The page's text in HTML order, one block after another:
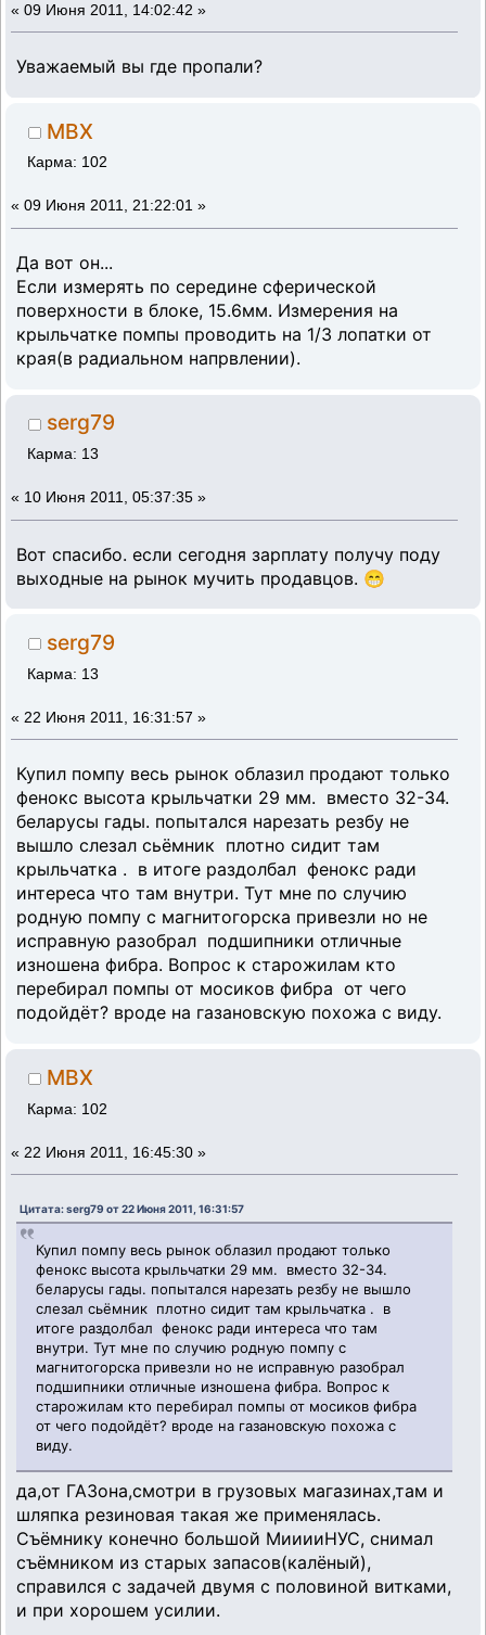
« 09 Июня 2011, 14:02:42 »
Уважаемый вы где пропали?
MBX
Карма: 102
« 09 Июня 2011, 21:22:01 »
Да вот он...
Если измерять по середине сферической
поверхности в блоке, 15.6мм. Измерения на
крыльчатке помпы проводить на 1/3 лопатки от
края(в радиальном напрвлении).
serg79
Карма: 13
« 10 Июня 2011, 05:37:35 »
Вот спасибо. если сегодня зарплату получу поду
выходные на рынок мучить продавцов. 😁
serg79
Карма: 13
« 22 Июня 2011, 16:31:57 »
Купил помпу весь рынок облазил продают только
фенокс высота крыльчатки 29 мм. вместо 32-34.
беларусы гады. попытался нарезать резбу не
вышло слезал сьёмник плотно сидит там
крыльчатка . в итоге раздолбал фенокс ради
интереса что там внутри. Тут мне по случию
родную помпу с магнитогорска привезли но не
исправную разобрал подшипники отличные
изношена фибра. Вопрос к старожилам кто
перебирал помпы от мосиков фибра от чего
подойдёт? вроде на газановскую похожа с виду.
MBX
Карма: 102
« 22 Июня 2011, 16:45:30 »
Цитата: serg79 от 22 Июня 2011, 16:31:57
Купил помпу весь рынок облазил продают только
фенокс высота крыльчатки 29 мм. вместо 32-34.
беларусы гады. попытался нарезать резбу не вышло
слезал сьёмник плотно сидит там крыльчатка . в
итоге раздолбал фенокс ради интереса что там
внутри. Тут мне по случию родную помпу с
магнитогорска привезли но не исправную разобрал
подшипники отличные изношена фибра. Вопрос к
старожилам кто перебирал помпы от мосиков фибра
от чего подойдёт? вроде на газановскую похожа с
виду.
да,от ГАЗона,смотри в грузовых магазинах,там и
шляпка резиновая такая же применялась.
Съёмнику конечно большой МииииНУС, снимал
съёмником из старых запасов(калёный),
справился с задачей двумя с половиной витками,
и при хорошем усилии.